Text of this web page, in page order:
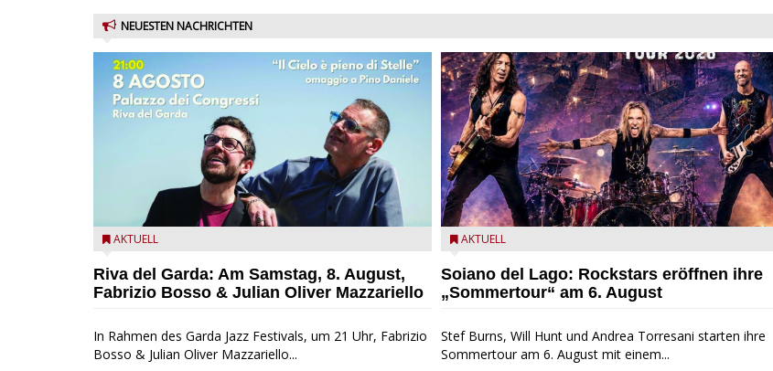
NEUESTEN NACHRICHTEN
Fabrizio Bosso & Julian Oliver Mazzariello zu Gast beim
AKTUELL
Riva del Garda: Am Samstag, 8. August,
Fabrizio Bosso & Julian Oliver Mazzariello
In Rahmen des Garda Jazz Festivals, um 21 Uhr, Fabrizio
Bosso & Julian Oliver Mazzariello...
Stef Burns, Will Hunt und Andrea Torresani im Summer
AKTUELL
Soiano del Lago: Rockstars eröffnen ihre
„Sommertour“ am 6. August
Stef Burns, Will Hunt und Andrea Torresani starten ihre
Sommertour am 6. August mit einem...